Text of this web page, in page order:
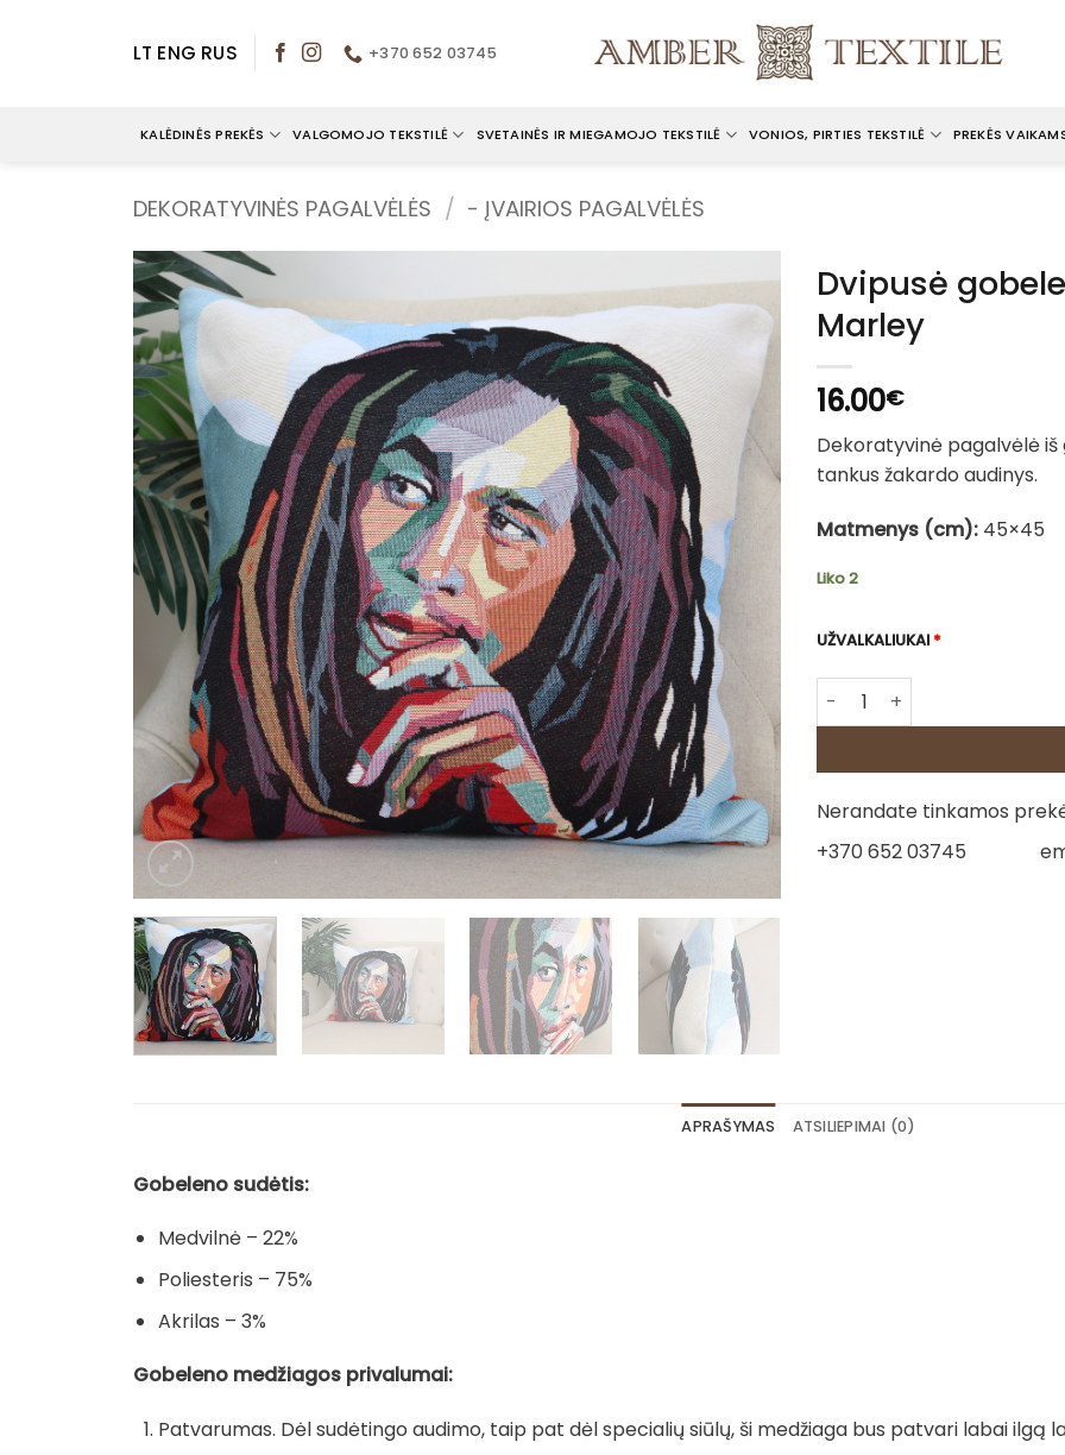
LT ENG RUS +370 652 03745
KALĖDINĖS PREKĖS VALGOMOJO TEKSTILĖ SVETAINĖS IR MIEGAMOJO TEKSTILĖ VONIOS, PIRTIES TEKSTILĖ PREKĖS
DEKORATYVINĖS PAGALVĖLĖS / - ĮVAIRIOS PAGALVĖLĖS
Dvipusė
Marley
16.00€
Dekoratyvinė pagalvėlė
tankus žakardo audinys.
Matmenys (cm): 45×45
Liko 2
UŽVALKALIUKAI*
produkto kiekis: Dvipusė
Nerandate tinkamos
+370 652 03745
APRAŠYMAS ATSILIEPIMAI (0)
Gobeleno sudėtis:
Medvilnė – 22%
Poliesteris – 75%
Akrilas – 3%
Gobeleno medžiagos privalumai:
Patvarumas. Dėl sudėtingo audimo, taip pat dėl specialių siūlų, ši medžiaga bus patvari labai ilgą